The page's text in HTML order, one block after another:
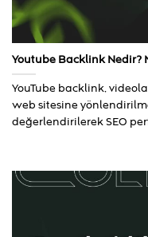
Youtube Backlink Nedir?
YouTube backlink,
web sitesine
değerlendirilerek SEO